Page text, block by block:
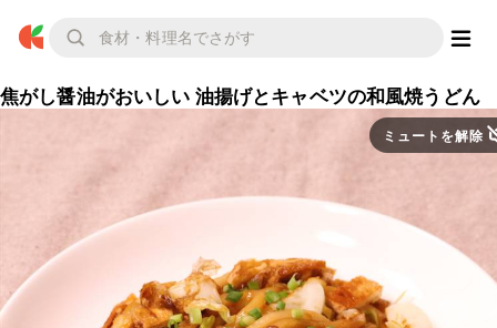
焦がし醤油がおいしい 油揚げとキャベツの和風焼うどん
ミュートを解除